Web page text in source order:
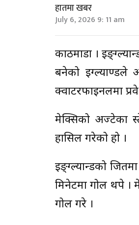
हातमा खबर
July 6, 2026 9: 11 am
काठमाडौँ ।
बनेको
क्वाटरफाइनलमा
मेक्सिको अज्टेका
हासिल गरेको हो ।
इङ्ग्ल्यान्डको
मिनेटमा गोल थपे
गोल गरे ।